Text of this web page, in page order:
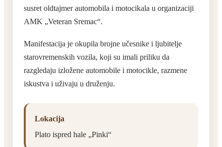
susret oldtajmer automobila i motocikala u organizaciji
AMK „Veteran Sremac“.
Manifestacija je okupila brojne učesnike i ljubitelje
starovremenskih vozila, koji su imali priliku da
razgledaju izložene automobile i motocikle, razmene
iskustva i uživaju u druženju.
Lokacija
Plato ispred hale „Pinki“